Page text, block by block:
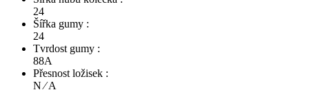
24
Šířka gumy :
24
Tvrdost gumy :
88A
Přesnost ložisek :
N ∕ A